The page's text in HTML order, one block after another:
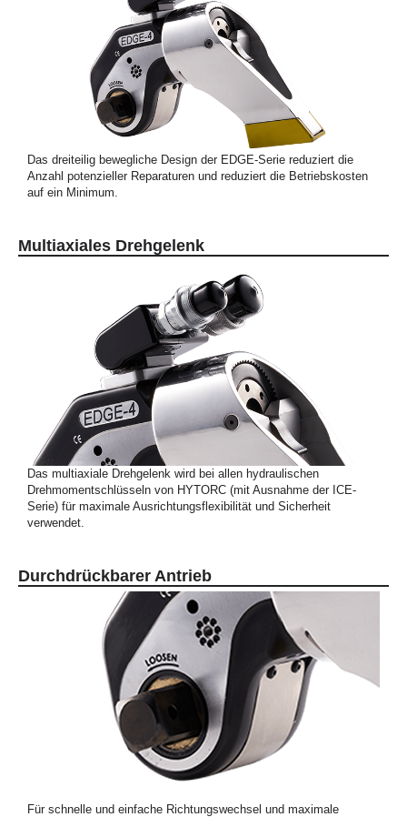
Das dreiteilig bewegliche Design der EDGE-Serie reduziert die
Anzahl potenzieller Reparaturen und reduziert die Betriebskosten
auf ein Minimum.
Multiaxiales Drehgelenk
Das multiaxiale Drehgelenk wird bei allen hydraulischen
Drehmomentschlüsseln von HYTORC (mit Ausnahme der ICE-
Serie) für maximale Ausrichtungsflexibilität und Sicherheit
verwendet.
Durchdrückbarer Antrieb
Für schnelle und einfache Richtungswechsel und maximale